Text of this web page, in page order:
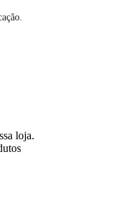
loja.